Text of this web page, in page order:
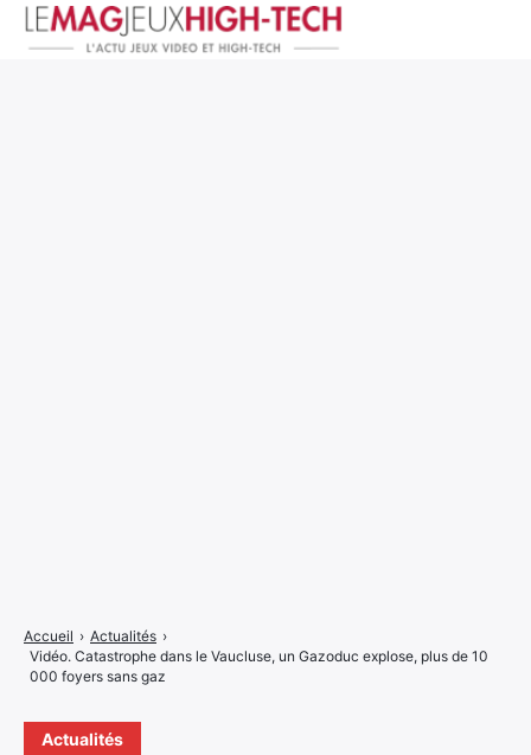
Actualités
Accueil › Actualités ›
Vidéo. Catastrophe dans le Vaucluse, un Gazoduc explose, plus de 10
000 foyers sans gaz